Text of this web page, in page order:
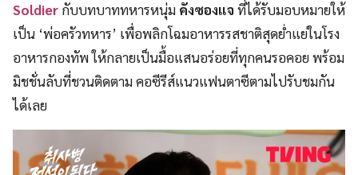
Soldier กับบทบาททหารหนุ่ม คังซองแจที่ได้รับมอบหมายให้
เป็น ‘พ่อครัวทหาร’ เพื่อพลิกโฉมอาหารรสชาติสุดย่ำแย่ในโรง
อาหารกองทัพ ให้กลายเป็นมื้อแสนอร่อยที่ทุกคนรอคอย พร้อม
มิชชั่นลับที่ชวนติดตาม คอซีรีส์แนวแฟนตาซีตามไปรับชมกัน
ได้เลย